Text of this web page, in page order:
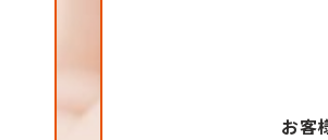
お客